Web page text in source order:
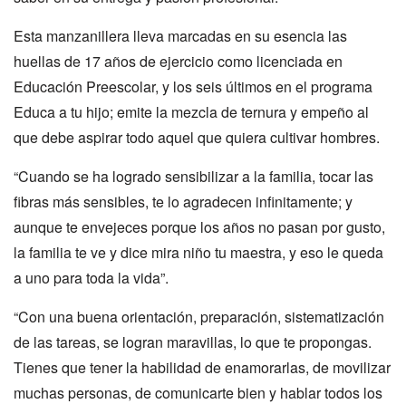
Esta manzanillera lleva marcadas en su esencia las
huellas de 17 años de ejercicio como licenciada en
Educación Preescolar, y los seis últimos en el programa
Educa a tu hijo; emite la mezcla de ternura y empeño al
que debe aspirar todo aquel que quiera cultivar hombres.
“Cuando se ha logrado sensibilizar a la familia, tocar las
fibras más sensibles, te lo agradecen infinitamente; y
aunque te envejeces porque los años no pasan por gusto,
la familia te ve y dice mira niño tu maestra, y eso le queda
a uno para toda la vida”.
“Con una buena orientación, preparación, sistematización
de las tareas, se logran maravillas, lo que te propongas.
Tienes que tener la habilidad de enamorarlas, de movilizar
muchas personas, de comunicarte bien y hablar todos los